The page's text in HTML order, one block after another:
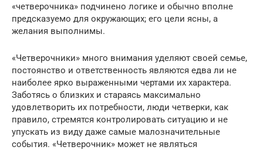
«четверочника» подчинено логике и обычно вполне
предсказуемо для окружающих; его цели ясны, а
желания выполнимы.
«Четверочники» много внимания уделяют своей семье,
постоянство и ответственность являются едва ли не
наиболее ярко выраженными чертами их характера.
Заботясь о близких и стараясь максимально
удовлетворить их потребности, люди четверки, как
правило, стремятся контролировать ситуацию и не
упускать из виду даже самые малозначительные
события. «Четверочник» может не являться